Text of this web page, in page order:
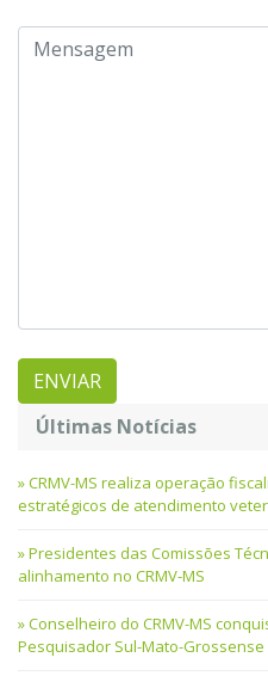
Últimas Notícias
CRMV-MS realiza operação
estratégicos de atendimento
Presidentes das Comissões
alinhamento no CRMV-MS
Conselheiro do CRMV-MS
Pesquisador Sul-Mato-Grossense